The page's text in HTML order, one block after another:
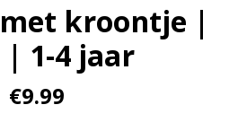
kroontje |
| 1-4 jaar
€9.99